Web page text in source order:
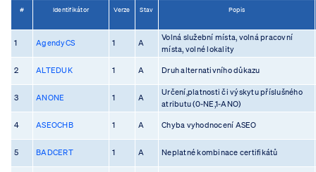
# Identifikátor Verze Stav Popis
1 AgendyCS 1 A
Volná služební místa, volná pracovní
místa, volné lokality
2 ALTEDUK 1 A Druh alternativního důkazu
3 ANONE 1 A
Určení,platnosti či výskytu příslušného
atributu (0-NE,1-ANO)
4 ASEOCHB 1 A Chyba vyhodnocení ASEO
5 BADCERT 1 A Neplatné kombinace certifikátů